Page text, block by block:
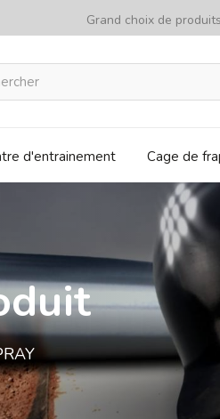
Grand choix de
d'entrainement Cage de